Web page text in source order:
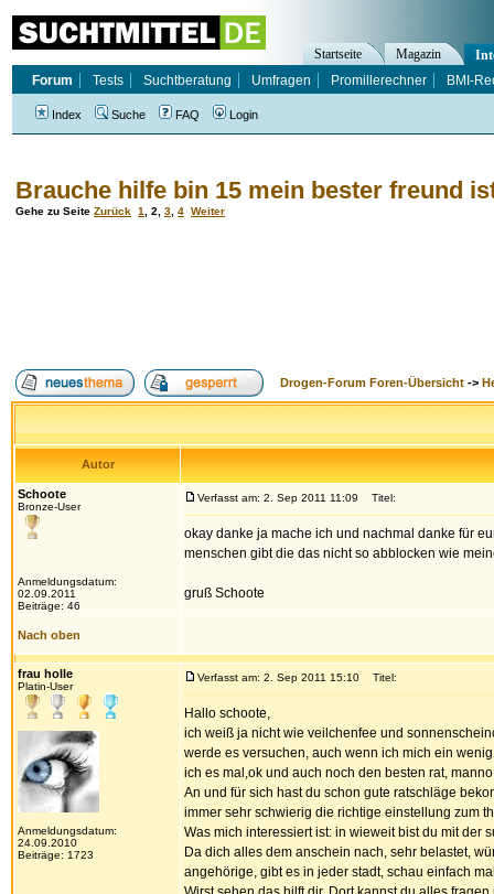
Brauche hilfe bin 15 mein bester freund
Gehe zu Seite Zurück 1 2 3 4 Weiter
Drogen-Forum Foren-Übersicht ->
Autor
Schoote
Bronze-User
Anmeldungsdatum:
02.09.2011
Beiträge: 46
Verfasst am: 2. Sep 2011 11:09 Titel:
okay danke ja mache ich und nachmal danke für
menschen gibt die das nicht so abblocken wie
gruß Schoote
Nach oben
frau holle
Platin-User
Anmeldungsdatum:
24.09.2010
Beiträge: 1723
Verfasst am: 2. Sep 2011 15:10 Titel:
Hallo schoote,
ich weiß ja nicht wie veilchenfee und
werde es versuchen, auch wenn ich mich ein
ich es mal,ok und auch noch den besten rat,
An und für sich hast du schon gute ratschläge
immer sehr schwierig die richtige einstellung zum
Was mich interessiert ist: in wieweit bist du mit der
Da dich alles dem anschein nach, sehr belastet,
angehörige, gibt es in jeder stadt, schau einfach
Startseite Magazin
Forum
Tests Suchtberatung Umfragen Promillerechner BMI-
Index Suche FAQ Login